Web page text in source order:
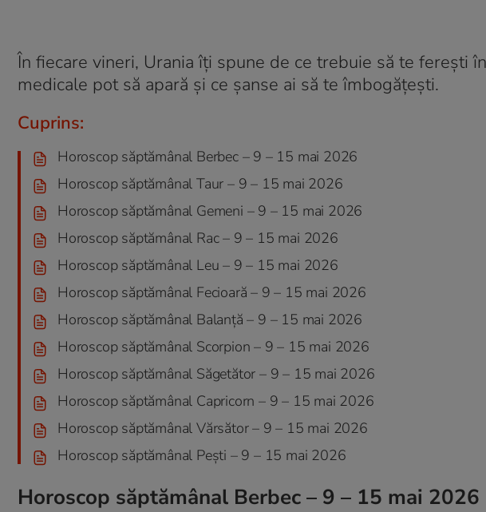
În fiecare vineri, Urania îți spune de ce trebuie să te ferești
medicale pot să apară și ce șanse ai să te îmbogățești.
Cuprins:
Horoscop săptămânal Berbec – 9 – 15 mai 2026
Horoscop săptămânal Taur – 9 – 15 mai 2026
Horoscop săptămânal Gemeni – 9 – 15 mai 2026
Horoscop săptămânal Rac – 9 – 15 mai 2026
Horoscop săptămânal Leu – 9 – 15 mai 2026
Horoscop săptămânal Fecioară – 9 – 15 mai 2026
Horoscop săptămânal Balanță – 9 – 15 mai 2026
Horoscop săptămânal Scorpion – 9 – 15 mai 2026
Horoscop săptămânal Săgetător – 9 – 15 mai 2026
Horoscop săptămânal Capricorn – 9 – 15 mai 2026
Horoscop săptămânal Vărsător – 9 – 15 mai 2026
Horoscop săptămânal Pești – 9 – 15 mai 2026
Horoscop săptămânal Berbec – 9 – 15 mai 2026